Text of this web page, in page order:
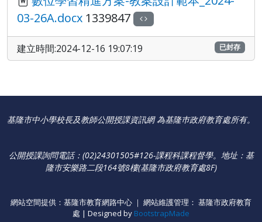
03-26A.docx 1339847
建立時間:2024-12-16 19:07:19 已封存
基隆市中小學校長及教師公開授課資訊網 為基隆巿政府教育處所有。
公開授課詢問電話：(02)24301505#126-課程科課程督學。 地址：基
隆市安樂路二段164號8樓(基隆市政府教育處8F)
網站空間提供：基隆市教育網路中心 ｜ 網站維護管理： 基隆市政府教育
處 | Designed by BootstrapMade